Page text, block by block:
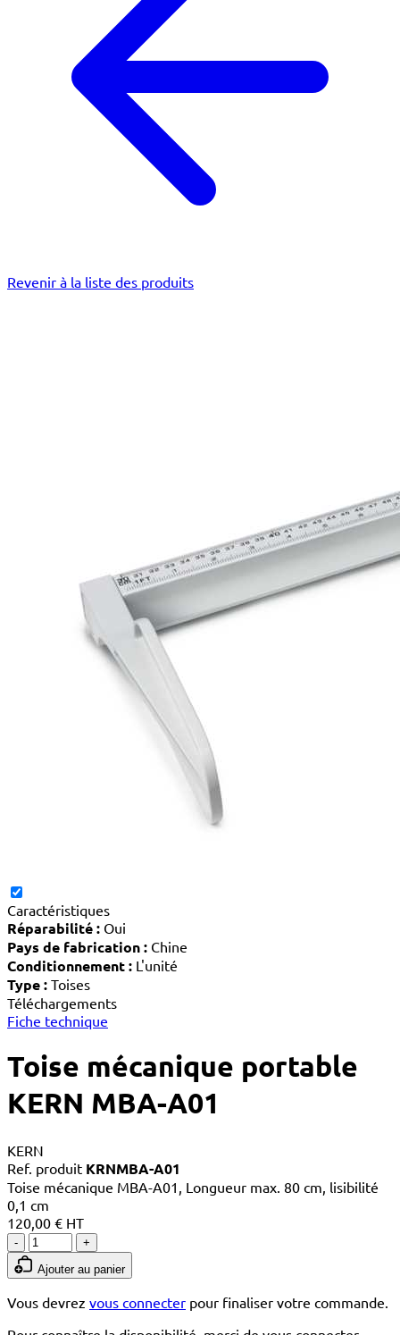
Revenir à la liste des produits
Caractéristiques
Réparabilité : Oui
Pays de fabrication : Chine
Conditionnement : L'unité
Type : Toises
Téléchargements
Fiche technique
Toise mécanique portable
KERN MBA-A01
KERN
Ref. produit KRNMBA-A01
Toise mécanique MBA-A01, Longueur max. 80 cm, lisibilité
0,1 cm
120,00 € HT
-
+
Ajouter au panier
Vous devrez vous connecter pour finaliser votre commande.